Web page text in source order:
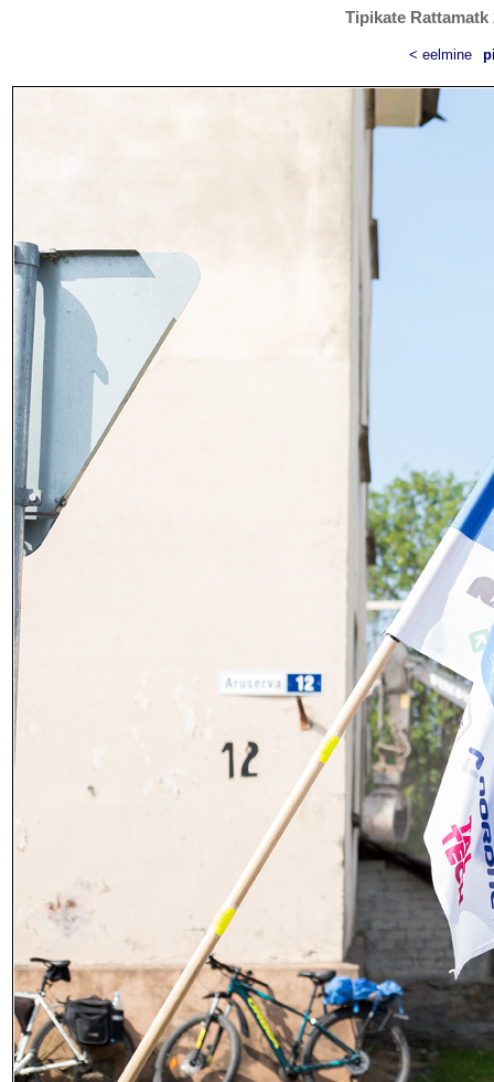
Tipikate Rattamatk
< eelmine